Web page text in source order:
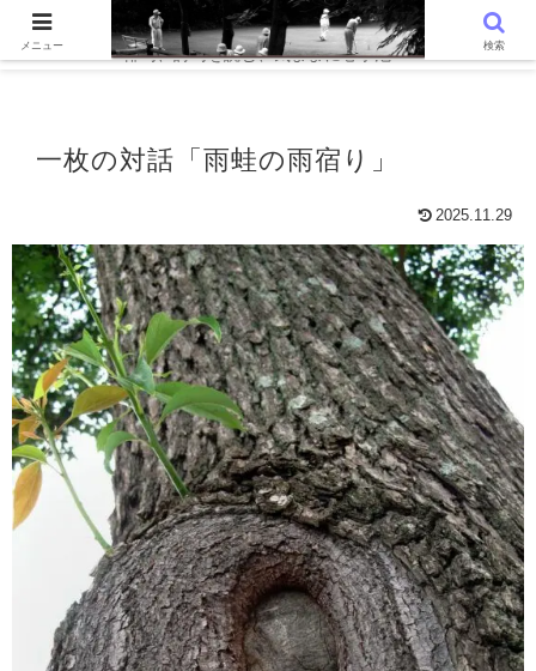
WordPressでつくる趣味の個人ブログです。〜 AIと写真を語る、写真
俳句、詩句を読む、気ままに心字池 〜
一枚の対話「雨蛙の雨宿り」
2025.11.29
メニュー 検索